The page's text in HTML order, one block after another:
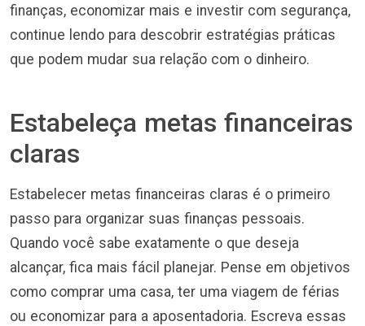
finanças, economizar mais e investir com segurança,
continue lendo para descobrir estratégias práticas
que podem mudar sua relação com o dinheiro.
Estabeleça metas financeiras
claras
Estabelecer metas financeiras claras é o primeiro
passo para organizar suas finanças pessoais.
Quando você sabe exatamente o que deseja
alcançar, fica mais fácil planejar. Pense em objetivos
como comprar uma casa, ter uma viagem de férias
ou economizar para a aposentadoria. Escreva essas